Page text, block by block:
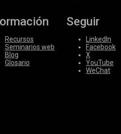
Recursos
Seminarios web
Blog
Glosario
Seguir
LinkedIn
Facebook
X
YouTube
WeChat